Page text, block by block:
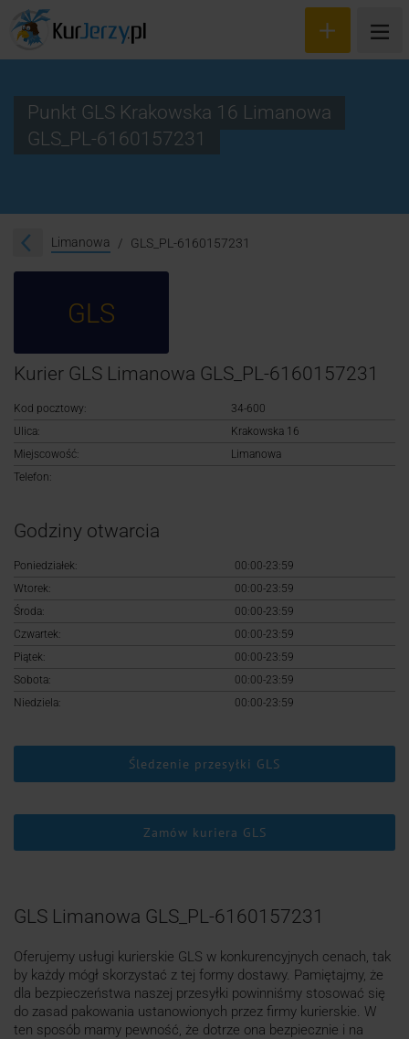
Śledzenie przesyłki
Logowanie
Punkt GLS Krakowska 16 Limanowa
GLS_PL-6160157231
Limanowa GLS_PL-6160157231
GLS
Kurier GLS Limanowa GLS_PL-6160157231
Kod pocztowy:
34-600
Ulica:
Krakowska 16
Miejscowość:
Limanowa
Telefon:
Godziny otwarcia
Poniedziałek:
00:00-23:59
Wtorek:
00:00-23:59
Środa:
00:00-23:59
Czwartek:
00:00-23:59
Piątek:
00:00-23:59
Sobota:
00:00-23:59
Niedziela:
00:00-23:59
Śledzenie przesyłki GLS
Zamów kuriera GLS
GLS Limanowa GLS_PL-6160157231
Oferujemy usługi kurierskie GLS w konkurencyjnych cenach, tak
by każdy mógł skorzystać z tej formy dostawy. Pamiętajmy, że
dla bezpieczeństwa naszej przesyłki powinniśmy stosować się
do zasad pakowania ustanowionych przez firmy kurierskie. W
ten sposób mamy pewność, że dotrze ona bezpiecznie i na